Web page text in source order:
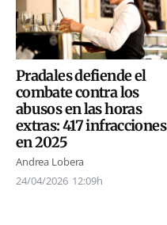
Pradales defiende el
combate contra los
abusos en las horas
extras: 417 infracciones
en 2025
Andrea Lobera
24/04/2026 12:09h